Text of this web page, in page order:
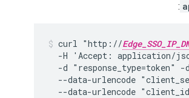
:
curl "http://
-H 'Accept: application/
-d "response_type=token"
--data-urlencode
--data-urlencode